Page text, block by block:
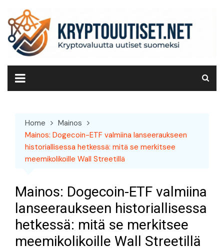
content
Home
Mainos
Mainos: Dogecoin-ETF valmiina lanseeraukseen
historiallisessa hetkessä: mitä se merkitsee
meemi­kolikoille Wall Streetillä
Mainos: Dogecoin-ETF valmiina
lanseeraukseen historiallisessa
hetkessä: mitä se merkitsee
meemi­kolikoille Wall Streetillä